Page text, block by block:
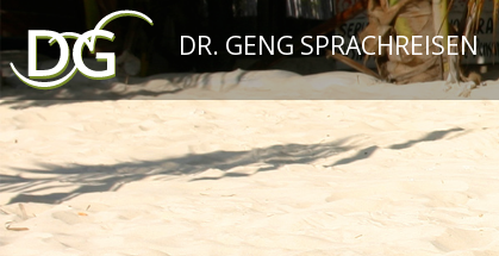
DR. GENG SPRACHREISEN